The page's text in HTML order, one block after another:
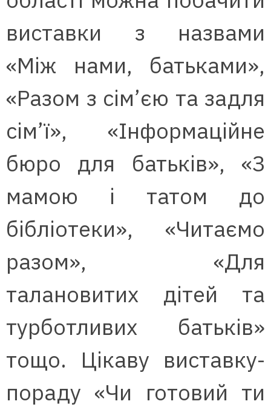
виставки з назвами
«Між нами, батьками»,
«Разом з сім’єю та задля
сім’ї», «Інформаційне
бюро для батьків», «З
мамою і татом до
бібліотеки», «Читаємо
разом», «Для
талановитих дітей та
турботливих батьків»
тощо. Цікаву виставку-
пораду «Чи готовий ти